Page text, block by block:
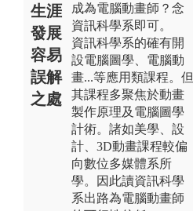
生涯
發展
容易
誤解
之處
成為電腦動畫師？念
資訊科學系即可。
資訊科學系的確有開
設電腦圖學、電腦動
畫...等應用類課程。但
其課程多聚焦於動畫
製作原理及電腦圖學
計術。諸如美學、設
計、3D動畫課程較偏
向數位多媒體系所
學。因此讀資訊科學
系出路為電腦動畫師